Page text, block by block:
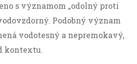
s významom „odolný proti
Podobný význam
vodotesný a nepremokavý,
kontextu.